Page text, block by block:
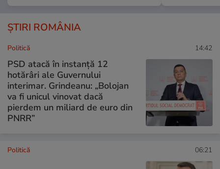
ȘTIRI ROMÂNIA
Politică 14:42
PSD atacă în instanță 12
hotărâri ale Guvernului
interimar. Grindeanu: „Bolojan
va fi unicul vinovat dacă
pierdem un miliard de euro din
PNRR”
Politică 06:21